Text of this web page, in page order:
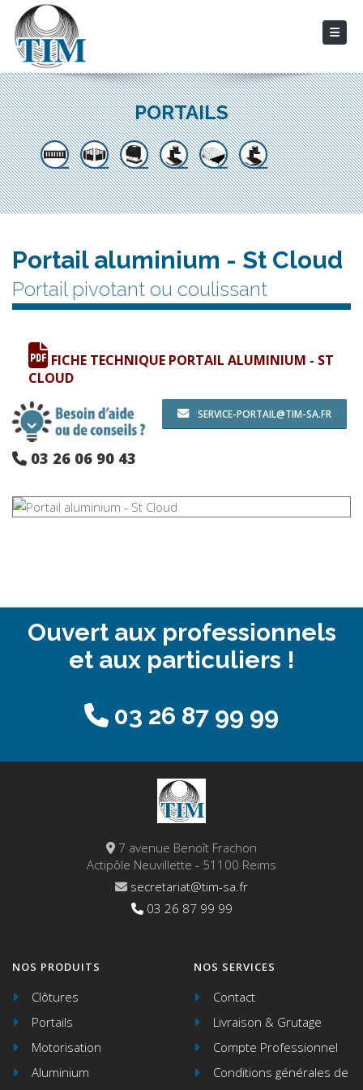
PORTAILS
Portail aluminium - St Cloud
Portail pivotant ou coulissant
FICHE TECHNIQUE PORTAIL ALUMINIUM - ST
CLOUD
SERVICE-PORTAIL@TIM-SA.FR
03 26 06 90 43
Ouvert aux professionnels
et aux particuliers !
03 26 87 99 99
7 avenue Benoît Frachon
Actipôle Neuvillette - 51100 Reims
secretariat@tim-sa.fr
03 26 87 99 99
NOS PRODUITS
Clôtures
Portails
Motorisation
Aluminium
NOS SERVICES
Contact
Livraison & Grutage
Compte Professionnel
Conditions générales de